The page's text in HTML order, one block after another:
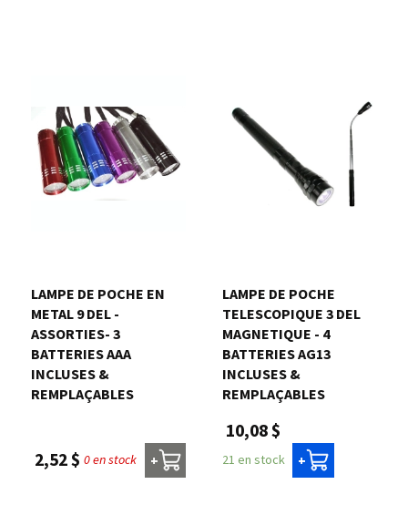
LAMPE DE POCHE EN
METAL 9 DEL -
ASSORTIES- 3
BATTERIES AAA
INCLUSES &
REMPLAÇABLES
2,52 $ 0 en stock +
LAMPE DE POCHE
TELESCOPIQUE 3 DEL
MAGNETIQUE - 4
BATTERIES AG13
INCLUSES &
REMPLAÇABLES
10,08 $
21 en stock +